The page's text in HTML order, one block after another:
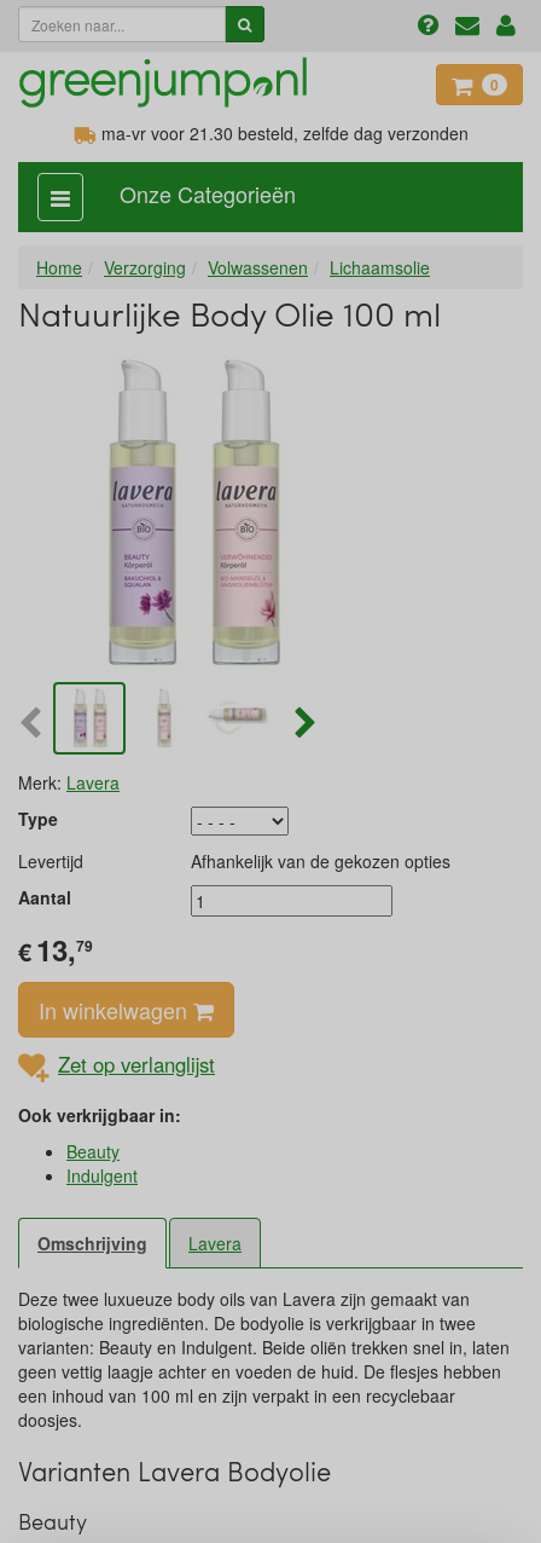
0
ma-vr voor 21.30 besteld, zelfde dag verzonden
categorie
aan,
Onze Categorieën
Home Verzorging Volwassenen Lichaamsolie
Natuurlijke Body Olie 100 ml
Merk: Lavera
Type
Levertijd
Afhankelijk van de gekozen opties
Aantal
€13,79
In winkelwagen
Zet op verlanglijst
Ook verkrijgbaar in:
Beauty
Indulgent
Omschrijving Lavera
Deze twee luxueuze body oils van Lavera zijn gemaakt van
biologische ingrediënten. De bodyolie is verkrijgbaar in twee
varianten: Beauty en Indulgent. Beide oliën trekken snel in, laten
geen vettig laagje achter en voeden de huid. De flesjes hebben
een inhoud van 100 ml en zijn verpakt in een recyclebaar
doosjes.
Varianten Lavera Bodyolie
Beauty